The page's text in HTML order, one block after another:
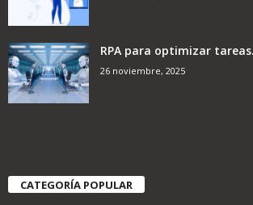
RPA para optimizar
26 noviembre, 2025
CATEGORÍA POPULAR